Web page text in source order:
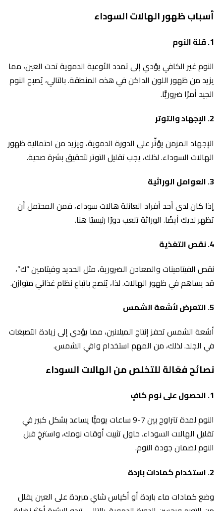
أسباب ظهور الهالات السوداء
1. قلة النوم
النوم غير الكافي يؤدي إلى تمدد الأوعية الدموية تحت العين، مما
يزيد من ظهور اللون الداكن في هذه المنطقة. بالتالي، يُصبح النوم
الجيد أمرًا ضروريًّا.
2. الإجهاد والتوتر
الإجهاد المزمن يؤثّر على الدورة الدموية، ويزيد من احتمالية ظهور
الهالات السوداء. لذلك، يجب تقليل التوتر لتحقيق بشرة صحية.
3. العوامل الوراثية
إذا كان لدى أحد أفراد العائلة هالات سوداء، فمن المحتمل أن
تظهر لديك أيضًا. الوراثة تلعب دورًا رئيسيًا هنا.
4. نقص التغذية
نقص الفيتامينات والمعادن الضرورية، مثل الحديد وفيتامين “ك”،
قد يساهم في ظهور الهالات. لذا، يُنصح باتباع نظام غذائي متوازن.
5. التعرض لأشعة الشمس
أشعة الشمس تحفز إنتاج الميلانين، مما يؤدي إلى زيادة التصبغات
في الجلد. لذلك، من المهم استخدام واقي الشمس.
نصائح فعّالة للتخلص من الهالات السوداء
1. الحصول على نوم كافٍ
النوم لمدة تتراوح بين 7-9 ساعات يوميًّا يساعد بشكل كبير في
تقليل الهالات السوداء. حاول تثبيت أوقات نومك، واسترخِ قبل
النوم لضمان جودة النوم.
2. استخدام كمادات باردة
وضع كمادات ماء باردة أو أكياس شاي مبردة على العين يقلل